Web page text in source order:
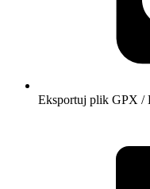
Eksportuj plik GPX /